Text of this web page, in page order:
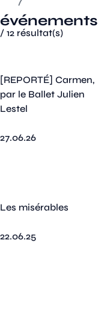
événements
/ 12 résultat(s)
[REPORTÉ] Carmen,
par le Ballet Julien
Lestel
27.06.26
Les misérables
22.06.25